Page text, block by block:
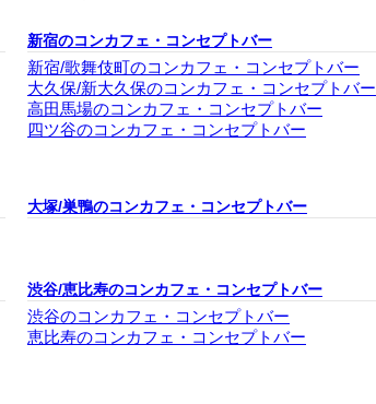
新宿のコンカフェ・コンセプトバー
新宿/歌舞伎町のコンカフェ・コンセプトバー
大久保/新大久保のコンカフェ・コンセプトバー
高田馬場のコンカフェ・コンセプトバー
四ツ谷のコンカフェ・コンセプトバー
大塚/巣鴨のコンカフェ・コンセプトバー
渋谷/恵比寿のコンカフェ・コンセプトバー
渋谷のコンカフェ・コンセプトバー
恵比寿のコンカフェ・コンセプトバー